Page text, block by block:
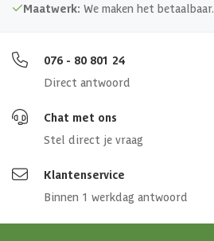
Maatwerk: We maken het betaalbaar.
076 - 80 801 24
Direct antwoord
Chat met ons
Stel direct je vraag
Klantenservice
Binnen 1 werkdag antwoord